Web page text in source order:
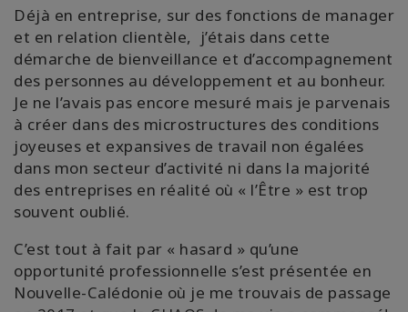
Déjà en entreprise, sur des fonctions de manager
et en relation clientèle,
j’étais dans cette
démarche de bienveillance et d’accompagnement
des personnes au développement et au bonheur.
Je ne l’avais pas encore mesuré mais je parvenais
à créer dans des microstructures des conditions
joyeuses et expansives de travail non égalées
dans mon secteur d’activité ni dans la majorité
des entreprises en réalité où « l’Être » est trop
souvent oublié.
C’est tout à fait par « hasard » qu’une
opportunité professionnelle s’est présentée en
Nouvelle-Calédonie où je me trouvais de passage